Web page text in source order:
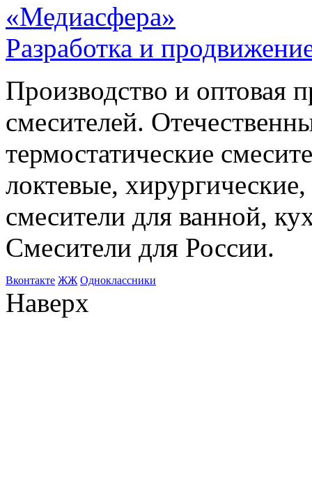
«Медиасфера»
Разработка и
Производство и оптовая
смесителей.
термостатические
локтевые,
смесители для ванной,
Смесители для России.
Bконтакте ЖЖ Одноклассники
Наверх